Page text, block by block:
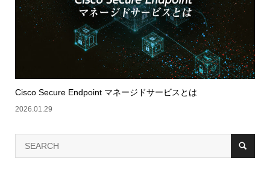
Cisco Secure Endpoint マネージドサービスとは
2026.01.29